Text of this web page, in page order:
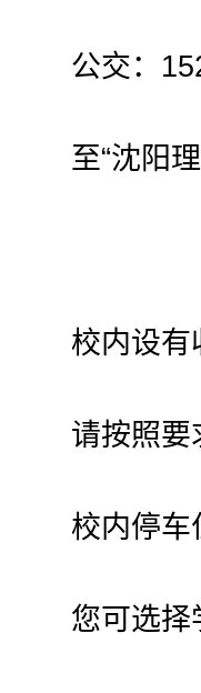
公交：152
至“沈阳理
校内设有
请按照要
校内停车
您可选择